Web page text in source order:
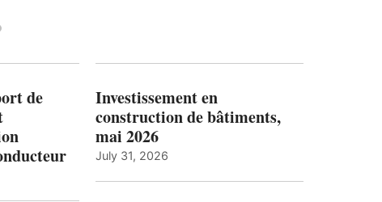
de
Investissement en
construction de bâtiments,
mai 2026
July 31, 2026